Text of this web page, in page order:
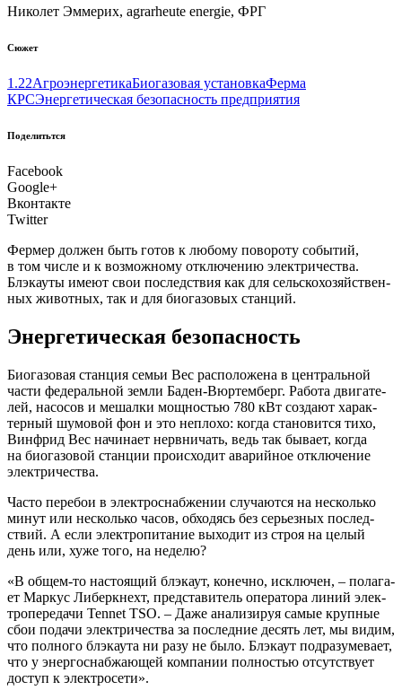
Николет Эммерих, agrarheute energie, ФРГ
Сюжет
1.22АгроэнергетикаБиогазовая установкаФерма
КРСЭнергетическая безопасность предприятия
Поделитьтся
Facebook
Google+
Вконтакте
Twitter
Фер­мер дол­жен быть готов к любо­му пово­ро­ту собы­тий,
в том чис­ле и к воз­мож­но­му отклю­че­нию элек­три­че­ства.
Блэка­у­ты име­ют свои послед­ствия как для сель­ско­хо­зяй­ствен­
ных живот­ных, так и для био­га­зо­вых станций.
Энергетическая безопасность
Биога­зо­вая стан­ция семьи Вес рас­по­ло­же­на в цен­траль­ной
части феде­раль­ной зем­ли Баден-Вюр­темб­ерг. Рабо­та дви­га­те­
лей, насо­сов и мешал­ки мощ­но­стью 780 кВт созда­ют харак­
тер­ный шумо­вой фон и это непло­хо: когда ста­но­вит­ся тихо,
Вин­фрид Вес начи­на­ет нерв­ни­чать, ведь так быва­ет, когда
на био­га­зо­вой стан­ции про­ис­хо­дит ава­рий­ное отклю­че­ние
электричества.
Часто пере­бои в элек­тро­снаб­же­нии слу­ча­ют­ся на несколь­ко
минут или несколь­ко часов, обхо­дясь без серьез­ных послед­
ствий. А если элек­тро­пи­та­ние выхо­дит из строя на целый
день или, хуже того, на неделю?
«В общем-то насто­я­щий блэка­ут, конеч­но, исклю­чен, – пола­га­
ет Мар­кус Либерк­нехт, пред­ста­ви­тель опе­ра­то­ра линий элек­
тро­пе­ре­да­чи Tennet TSO. – Даже ана­ли­зи­руя самые круп­ные
сбои пода­чи элек­три­че­ства за послед­ние десять лет, мы видим,
что пол­но­го блэка­у­та ни разу не было. Блэка­ут под­ра­зу­ме­ва­ет,
что у энер­го­снаб­жа­ю­щей ком­па­нии пол­но­стью отсут­ству­ет
доступ к электросети».